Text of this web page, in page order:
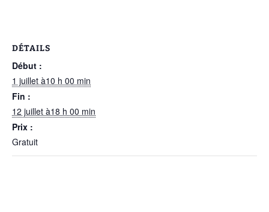
DÉTAILS
Début :
1 juillet à10 h 00 min
Fin :
12 juillet à18 h 00 min
Prix :
Gratuit